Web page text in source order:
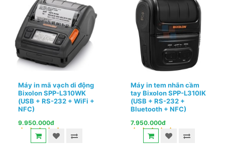
Máy in mã vạch di động
Bixolon SPP-L310WK
(USB + RS-232 + WiFi +
NFC)
9.950.000đ
Máy in tem nhãn cầm
tay Bixolon SPP-L310IK
(USB + RS-232 +
Bluetooth + NFC)
7.950.000đ